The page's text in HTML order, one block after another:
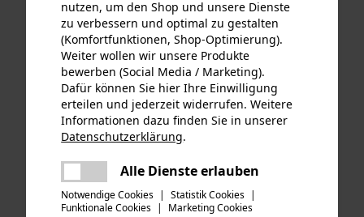
KOX Ersatz-Drehwirbel für
unsere Forstmaßbänder mit
Auslösehaken Typ B
€ 1,60 *
KOX Tri-Star Satz mit
Führungsschiene und 4
Halbmeißel Sägeketten 3/8",
1.5 mm, 40 cm
nutzen, um den Shop und unsere Dienste
zu verbessern und optimal zu gestalten
(Komfortfunktionen, Shop-Optimierung).
Weiter wollen wir unsere Produkte
bewerben (Social Media / Marketing).
Dafür können Sie hier Ihre Einwilligung
erteilen und jederzeit widerrufen. Weitere
Informationen dazu finden Sie in unserer
Datenschutzerklärung.
Alle Dienste erlauben
Notwendige Cookies | Statistik Cookies |
Funktionale Cookies | Marketing Cookies
Es ist ein Fehler aufgetreten. Bitte
versuchen Sie es erneut.
mail